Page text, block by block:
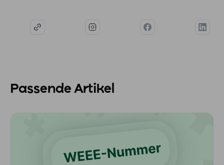
Passende Artikel